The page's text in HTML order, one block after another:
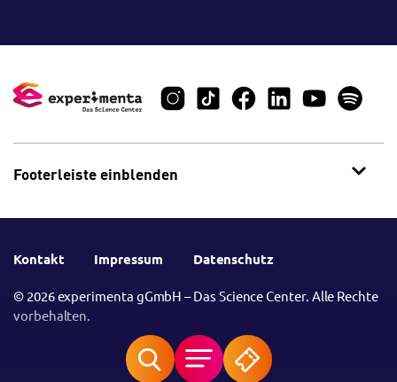
Footerleiste einblenden
Kontakt Impressum Datenschutz
© 2026 experimenta gGmbH – Das Science Center. Alle Rechte
vorbehalten.